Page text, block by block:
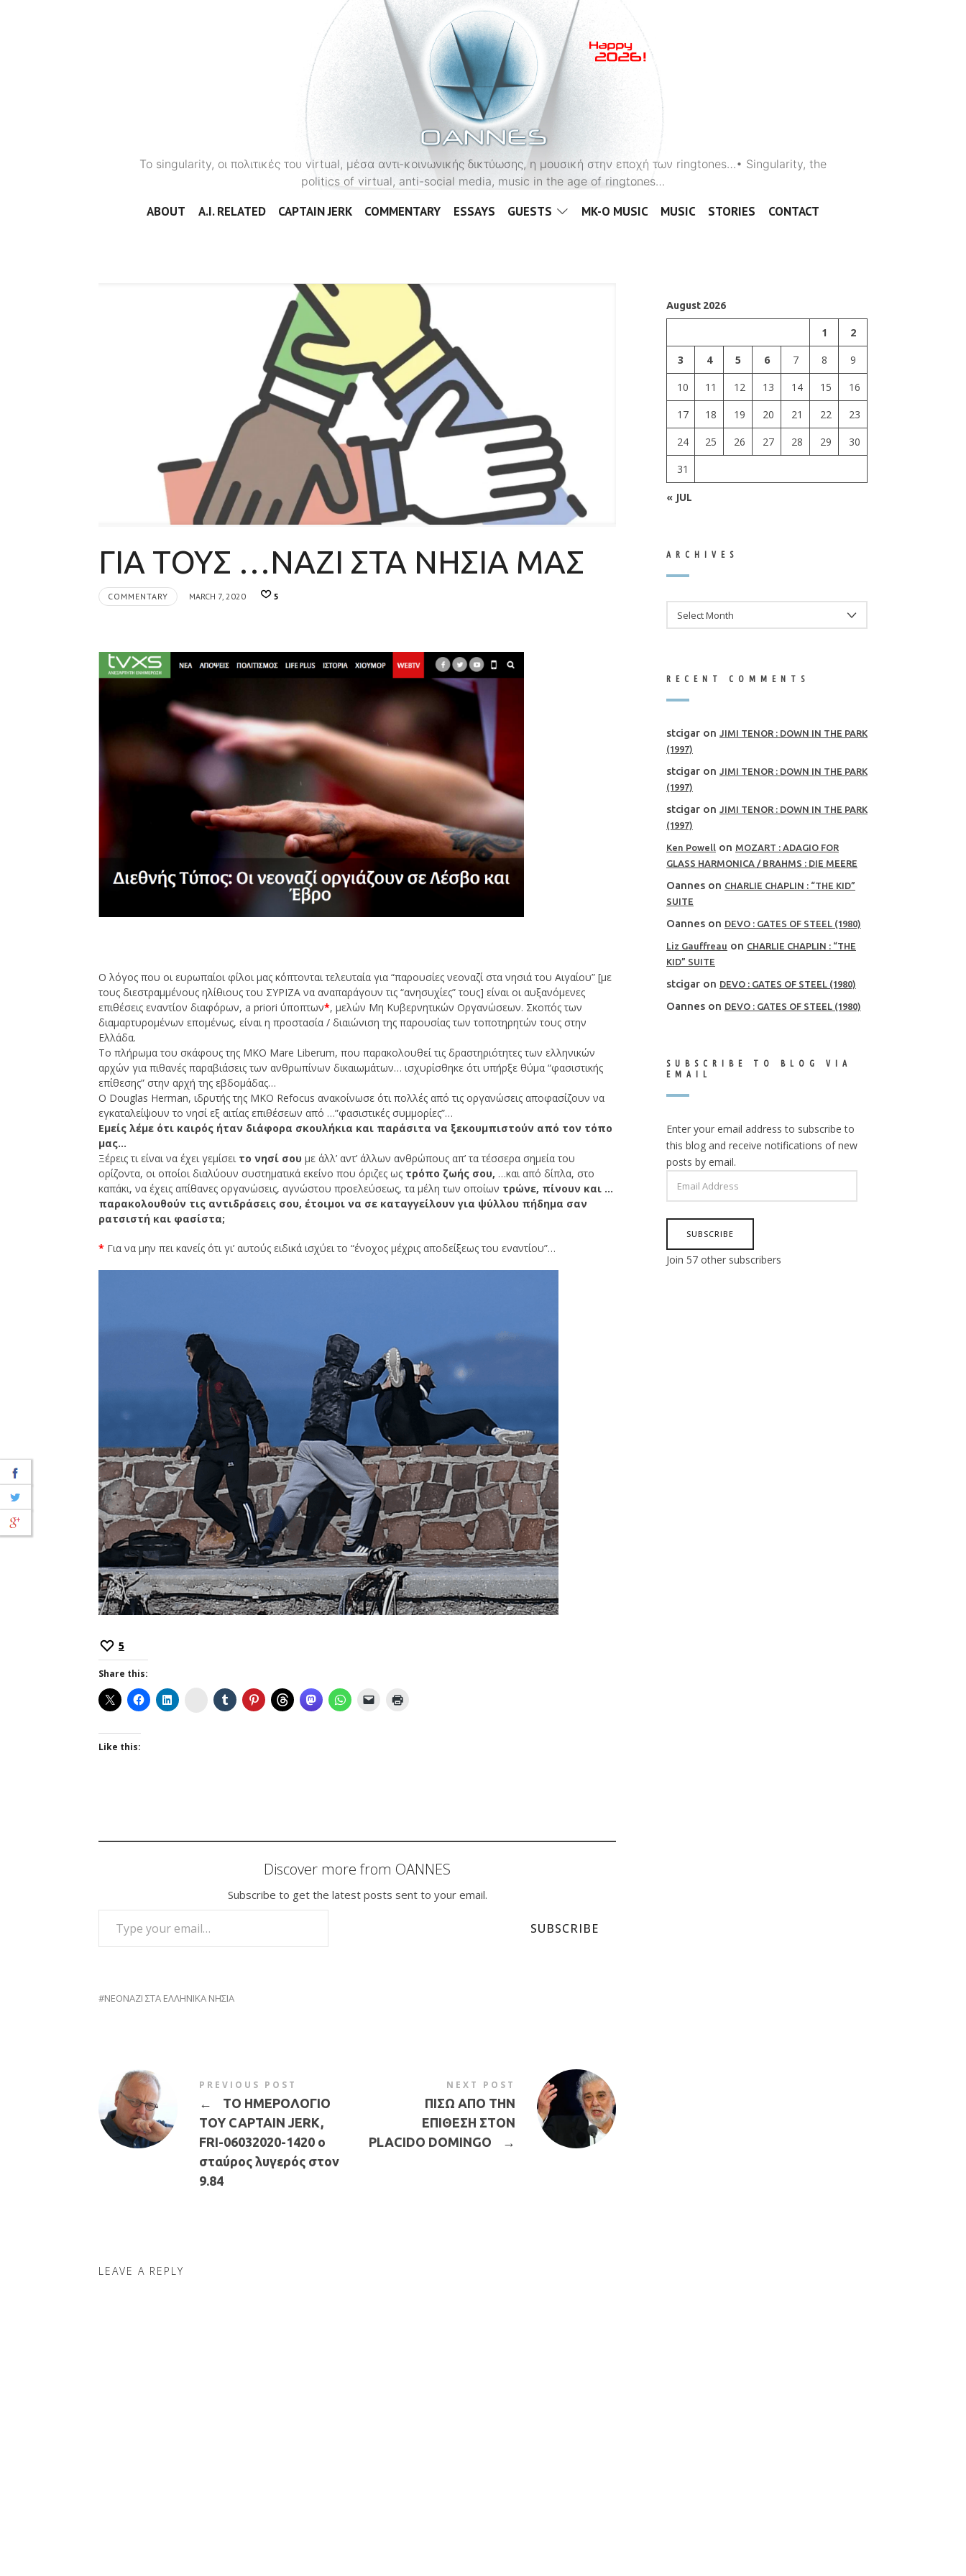
OANNES
To singularity, οι πολιτικές του virtual, μέσα αντι-κοινωνικής δικτύωσης, η μουσική στην εποχή των ringtones…• Singularity, the
politics of virtual, anti-social media, music in the age of ringtones…
ABOUT A.I. RELATED CAPTAIN JERK COMMENTARY ESSAYS GUESTS MK-O MUSIC MUSIC STORIES CONTACT
ΓΙΑ ΤΟΥΣ …ΝΑΖΙ ΣΤΑ ΝΗΣΙΑ ΜΑΣ
COMMENTARY MARCH 7, 2020 5
Ο λόγος που οι ευρωπαίοι φίλοι μας κόπτονται τελευταία για “παρουσίες νεοναζί στα νησιά του Αιγαίου” [με
τους διεστραμμένους ηλίθιους του ΣΥΡΙΖΑ να αναπαράγουν τις “ανησυχίες” τους] είναι οι αυξανόμενες
επιθέσεις εναντίον διαφόρων, a priori ύποπτων*, μελών Μη Κυβερνητικών Οργανώσεων. Σκοπός των
διαμαρτυρομένων επομένως, είναι η προστασία / διαιώνιση της παρουσίας των τοποτηρητών τους στην
Ελλάδα.
Το πλήρωμα του σκάφους της ΜΚΟ Mare Liberum, που παρακολουθεί τις δραστηριότητες των ελληνικών
αρχών για πιθανές παραβιάσεις των ανθρωπίνων δικαιωμάτων… ισχυρίσθηκε ότι υπήρξε θύμα “φασιστικής
επίθεσης” στην αρχή της εβδομάδας…
Ο Douglas Herman, ιδρυτής της ΜΚΟ Refocus ανακοίνωσε ότι πολλές από τις οργανώσεις αποφασίζουν να
εγκαταλείψουν το νησί εξ αιτίας επιθέσεων από …”φασιστικές συμμορίες”…
Εμείς λέμε ότι καιρός ήταν διάφορα σκουλήκια και παράσιτα να ξεκουμπιστούν από τον τόπο
μας…
Ξέρεις τι είναι να έχει γεμίσει το νησί σου με άλλ’ αντ’ άλλων ανθρώπους απ’ τα τέσσερα σημεία του
ορίζοντα, οι οποίοι διαλύουν συστηματικά εκείνο που όριζες ως τρόπο ζωής σου, …και από δίπλα, στο
καπάκι, να έχεις απίθανες οργανώσεις, αγνώστου προελεύσεως, τα μέλη των οποίων τρώνε, πίνουν και …
παρακολουθούν τις αντιδράσεις σου, έτοιμοι να σε καταγγείλουν για ψύλλου πήδημα σαν
ρατσιστή και φασίστα;
* Για να μην πει κανείς ότι γι’ αυτούς ειδικά ισχύει το “ένοχος μέχρις αποδείξεως του εναντίου”…
5
Share this:
Instagram
Like this:
Discover more from OANNES
Subscribe to get the latest posts sent to your email.
TYPE YOUR EMAIL…
SUBSCRIBE
ΝΕΟΝΑΖΙ ΣΤΑ ΕΛΛΗΝΙΚΑ ΝΗΣΙΑ
PREVIOUS POST
←
ΤΟ ΗΜΕΡΟΛΟΓΙΟ
ΤΟΥ CAPTAIN JERK,
FRI-06032020-1420 ο
σταύρος λυγερός στον
9.84
NEXT POST
ΠΙΣΩ ΑΠΟ ΤΗΝ
ΕΠΙΘΕΣΗ ΣΤΟΝ
PLACIDO DOMINGO
→
LEAVE A REPLY
August 2026
1
2
3
4 5 6 7 8
9
10
11 12 13 14 15
16
17
18 19 20 21 22
23
24
25 26 27 28 29
30
31
« JUL
ARCHIVES
RECENT COMMENTS
stcigar on
JIMI TENOR : DOWN IN THE PARK
(1997)
stcigar on
JIMI TENOR : DOWN IN THE PARK
(1997)
stcigar on
JIMI TENOR : DOWN IN THE PARK
(1997)
Ken Powell on MOZART : ADAGIO FOR
GLASS HARMONICA / BRAHMS : DIE MEERE
Oannes on CHARLIE CHAPLIN : “THE KID”
SUITE
Oannes on DEVO : GATES OF STEEL (1980)
Liz Gauffreau on CHARLIE CHAPLIN : “THE
KID” SUITE
stcigar on DEVO : GATES OF STEEL (1980)
Oannes on DEVO : GATES OF STEEL (1980)
SUBSCRIBE TO BLOG VIA
EMAIL
Enter your email address to subscribe to
this blog and receive notifications of new
posts by email.
ADDRESS
SUBSCRIBE
Join 57 other subscribers